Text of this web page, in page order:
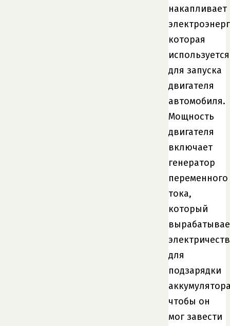
накапливает
которая
используется
для запуска
двигателя
автомобиля.
Мощность
двигателя
включает
генератор
переменного
тока,
который
для
подзарядки
чтобы он
мог завести